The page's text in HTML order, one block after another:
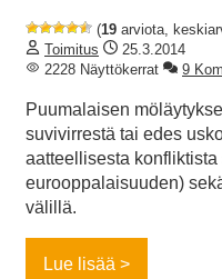
(19 arviota,
Toimitus
25.3.2014
2228 Näyttökerrat
9
Puumalaisen
suvivirrestä tai edes
aatteellisesta
eurooppalaisuuden)
välillä.
Lue lisää